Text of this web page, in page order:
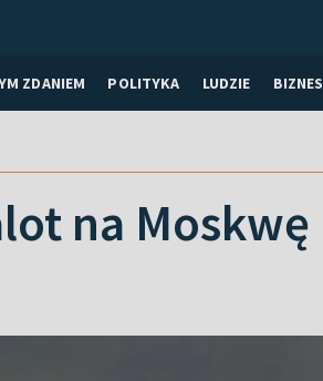
ZDANIEM POLITYKA LUDZIE BIZNES
na Moskwę